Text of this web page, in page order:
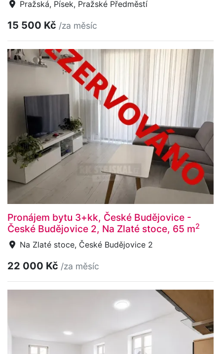
Pražská, Písek, Pražské Předměstí
15 500 Kč /za měsíc
Pronájem bytu 3+kk, České Budějovice -
České Budějovice 2, Na Zlaté stoce, 65 m2
Na Zlaté stoce, České Budějovice 2
22 000 Kč /za měsíc